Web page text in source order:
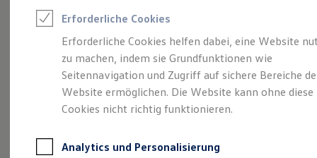
Saisonangebote
Leasing
Leasing-Angebote
Gebrauchtwagen Leasing
Junge Gebrauchtwagen-Leasing
Elektroauto Leasing
Kleinwagen-Leasing
Leasing ohne Anzahlung
Autokredit mit Schlussrate
Versicherungen und Garantien
Eleganzschön
großartig. Der Passat.
Erforderliche Cookies
Erforderliche Cookies helfen dabei, eine Website
zu machen, indem sie Grundfunktionen wie
Seitennavigation und Zugriff auf sichere Bereiche
Website ermöglichen. Die Website kann ohne diese
Cookies nicht richtig funktionieren.
Analytics und Personalisierung